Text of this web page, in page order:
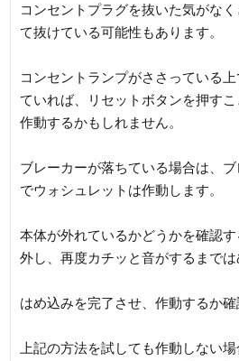
コンセントプラグを抜いた気がな
て抜けている可能性もあります。
コンセントランプがささっている
ていれば、リセットボタンを押す
作動するかもしれません。
ブレーカーが落ちている場合は、
でウォシュレットは作動します。
本体が外れているかどうかを確認
外し、再度カチッと音がするまでは
はめ込みを完了させ、作動するか確
上記の方法を試しても作動しない